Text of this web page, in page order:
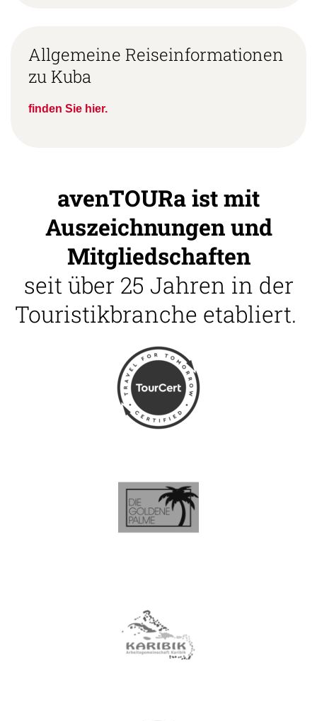
Allgemeine Reiseinformationen
zu Kuba
finden Sie hier.
avenTOURa ist mit
Auszeichnungen und
Mitgliedschaften
seit über 25 Jahren in der
Touristikbranche etabliert.